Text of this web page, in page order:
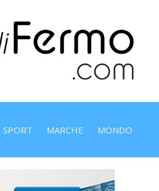
SPORT MARCHE MONDO